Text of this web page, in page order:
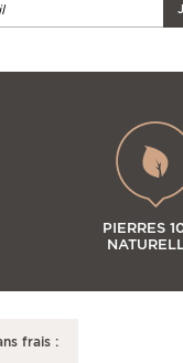
PIERRES
frais :